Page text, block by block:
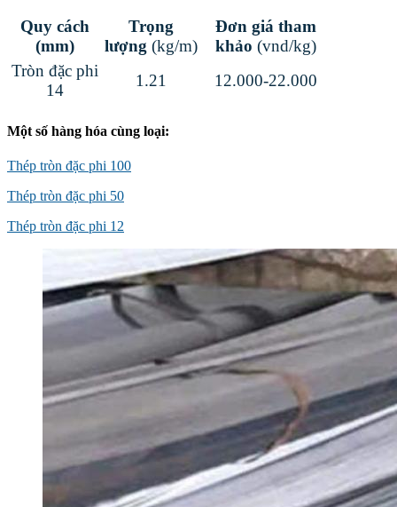
Quy cách
(mm)
Trọng
lượng (kg/m)
Đơn giá tham
khảo (vnd/kg)
Tròn đặc phi
14
1.21 12.000-22.000
Một số hàng hóa cùng loại:
Thép tròn đặc phi 100
Thép tròn đặc phi 50
Thép tròn đặc phi 12